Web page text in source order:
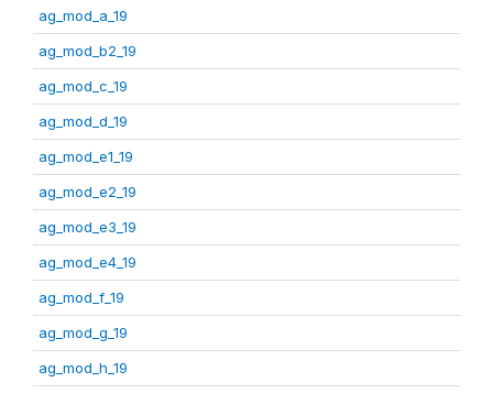
ag_mod_a_19
ag_mod_b2_19
ag_mod_c_19
ag_mod_d_19
ag_mod_e1_19
ag_mod_e2_19
ag_mod_e3_19
ag_mod_e4_19
ag_mod_f_19
ag_mod_g_19
ag_mod_h_19